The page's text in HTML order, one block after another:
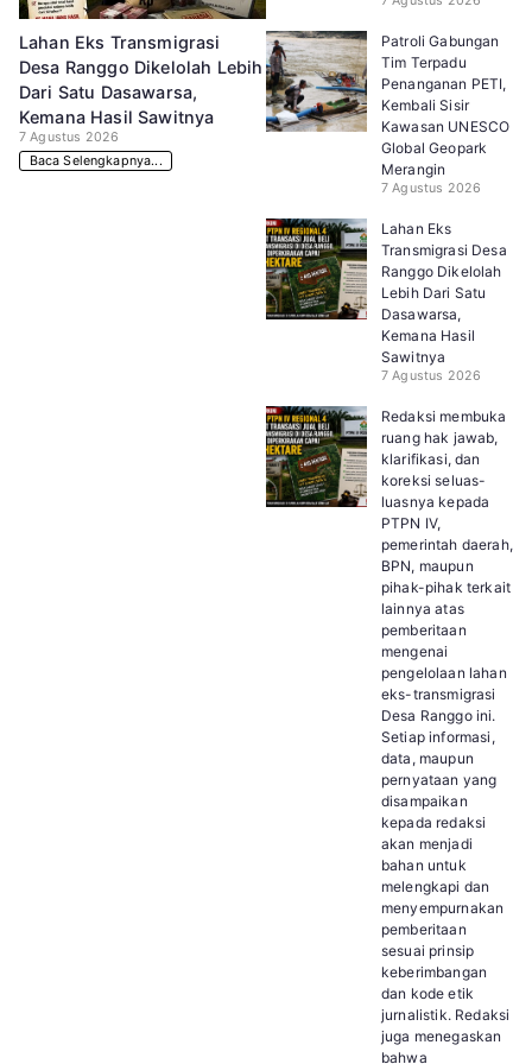
Lahan Eks Transmigrasi
Desa Ranggo Dikelolah Lebih
Dari Satu Dasawarsa,
Kemana Hasil Sawitnya
7 Agustus 2026
Baca Selengkapnya...
Patroli Gabungan
Tim Terpadu
Penanganan PETI,
Kembali Sisir
Kawasan UNESCO
Global Geopark
Merangin
7 Agustus 2026
Lahan Eks
Transmigrasi Desa
Ranggo Dikelolah
Lebih Dari Satu
Dasawarsa,
Kemana Hasil
Sawitnya
7 Agustus 2026
Redaksi membuka
ruang hak jawab,
klarifikasi, dan
koreksi seluas-
luasnya kepada
PTPN IV,
pemerintah daerah,
BPN, maupun
pihak-pihak terkait
lainnya atas
pemberitaan
mengenai
pengelolaan lahan
eks-transmigrasi
Desa Ranggo ini.
Setiap informasi,
data, maupun
pernyataan yang
disampaikan
kepada redaksi
akan menjadi
bahan untuk
melengkapi dan
menyempurnakan
pemberitaan
sesuai prinsip
keberimbangan
dan kode etik
jurnalistik. Redaksi
juga menegaskan
bahwa